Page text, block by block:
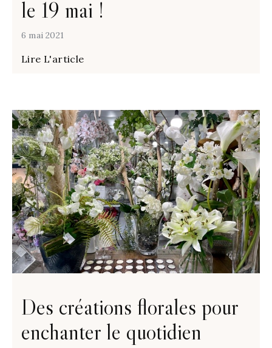
le 19 mai !
6 mai 2021
Lire L'article
Des créations florales pour
enchanter le quotidien